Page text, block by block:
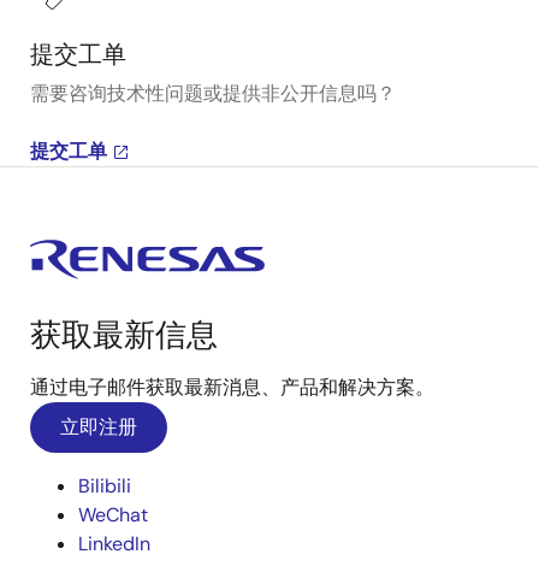
提交工单
需要咨询技术性问题或提供非公开信息吗？
提交工单
获取最新信息
通过电子邮件获取最新消息、产品和解决方案。
立即注册
Bilibili
WeChat
LinkedIn